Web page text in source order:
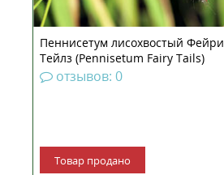
Пеннисетум лисохвостый Фейри
Тейлз (Pennisetum Fairy Tails)
рассада
отзывов: 0
Товар продано